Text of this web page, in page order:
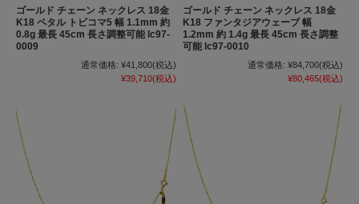
ゴールド チェーン ネックレス 18金
K18 ペタル トビコマ5 幅 1.1mm 約
0.8g 最長 45cm 長さ調整可能 lc97-
0009
通常価格: ¥41,800(税込)
¥39,710(税込)
ゴールド チェーン ネックレス 18金
K18 ファンタジアウェーブ 幅
1.2mm 約 1.4g 最長 45cm 長さ調整
可能 lc97-0010
通常価格: ¥84,700(税込)
¥80,465(税込)